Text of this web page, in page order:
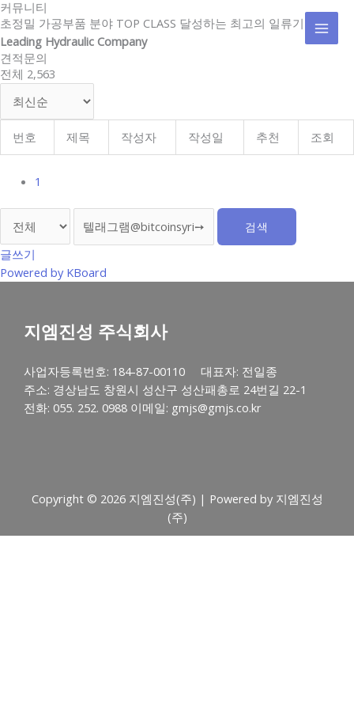
콘
텐
츠
로
건
뛰
커뮤니티
초정밀 가공부품 분야 TOP CLASS 달성하는 최고의 일류기업
Leading Hydraulic Company
견적문의
전체 2,563
번호 제목 작성자 작성일 추천 조회
1
검색
글쓰기
Powered by KBoard
지엠진성 주식회사
사업자등록번호: 184-87-00110 대표자: 전일종
주소: 경상남도 창원시 성산구 성산패총로 24번길 22-1
전화: 055. 252. 0988 이메일: gmjs@gmjs.co.kr
Copyright © 2026 지엠진성(주) | Powered by 지엠진성
(주)